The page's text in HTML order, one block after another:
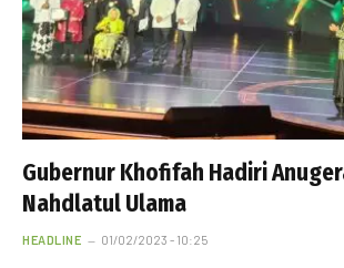
Gubernur Khofifah Hadiri
Nahdlatul Ulama
HEADLINE 01/02/2023 - 10:25